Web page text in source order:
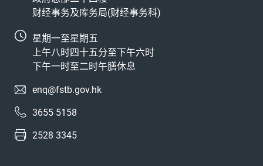
财经事务及库务局(财经事务科)
星期一至星期五
上午八时四十五分至下午六时
下午一时至二时午膳休息
enq@fstb.gov.hk
3655 5158
2528 3345